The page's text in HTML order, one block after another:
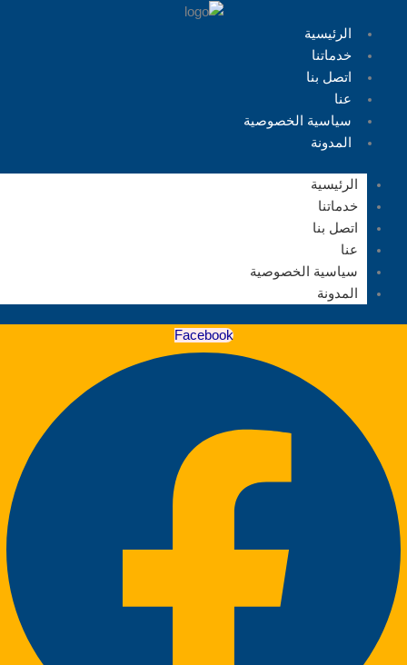
الرئيسية
خدماتنا
اتصل بنا
عنا
سياسية الخصوصية
المدونة
الرئيسية
خدماتنا
اتصل بنا
عنا
سياسية الخصوصية
المدونة
Facebook